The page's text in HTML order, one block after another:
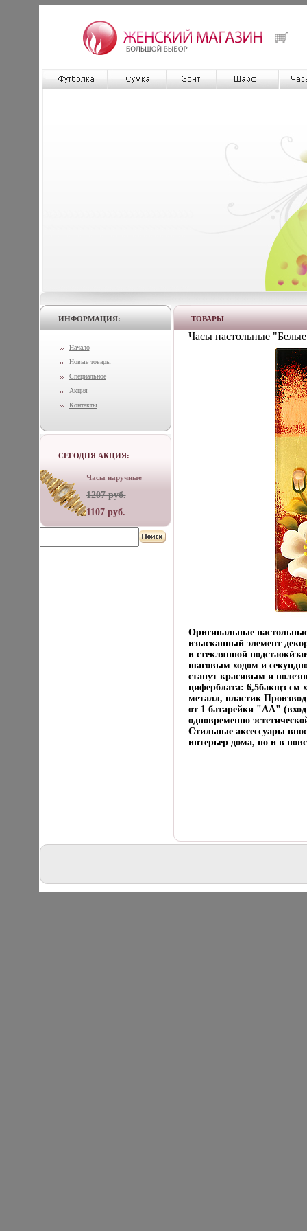
ИНФОРМАЦИЯ:
Начало
Новые товары
Специальное
Акция
Контакты
СЕГОДНЯ АКЦИЯ:
Часы наручные
1207 руб.
1107 руб.
ТОВАРЫ
Часы настольные
Оригинальные
изысканный элемент
в стеклянной
шаговым ходом и
станут красивым и
циферблата: 6,5бакщз см
металл, пластик
от 1 батарейки "АА"
одновременно
Стильные аксессуары
интерьер дома, но и в